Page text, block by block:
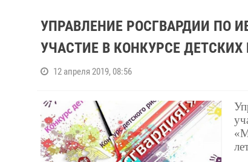
УПРАВЛЕНИЕ РОСГВАРДИИ ПО
УЧАСТИЕ В КОНКУРСЕ ДЕТСКИХ
12 апреля 2019, 08:56